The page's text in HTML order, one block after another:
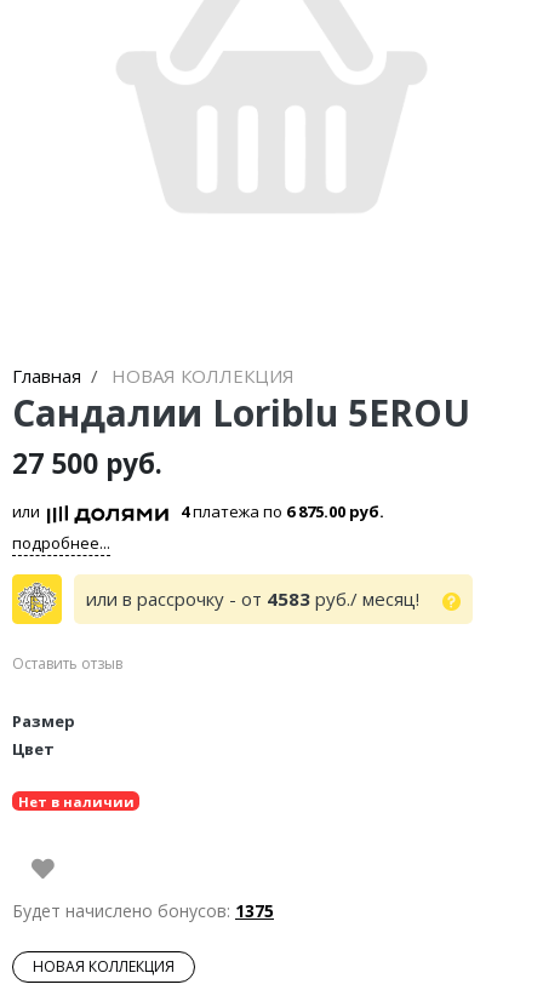
Главная НОВАЯ КОЛЛЕКЦИЯ
Сандалии Loriblu 5EROU
27 500 руб.
или 4платежа по 6 875.00 руб.
подробнее...
или в рассрочку - от 4583 руб./ месяц!
Оставить отзыв
Размер
Цвет
Нет в наличии
Будет начислено бонусов: 1375
НОВАЯ КОЛЛЕКЦИЯ
Полусапоги
Сандалии
Угги
Балетки